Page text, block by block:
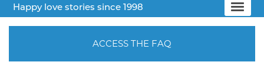
Happy love stories since 1998
ACCESS THE FAQ